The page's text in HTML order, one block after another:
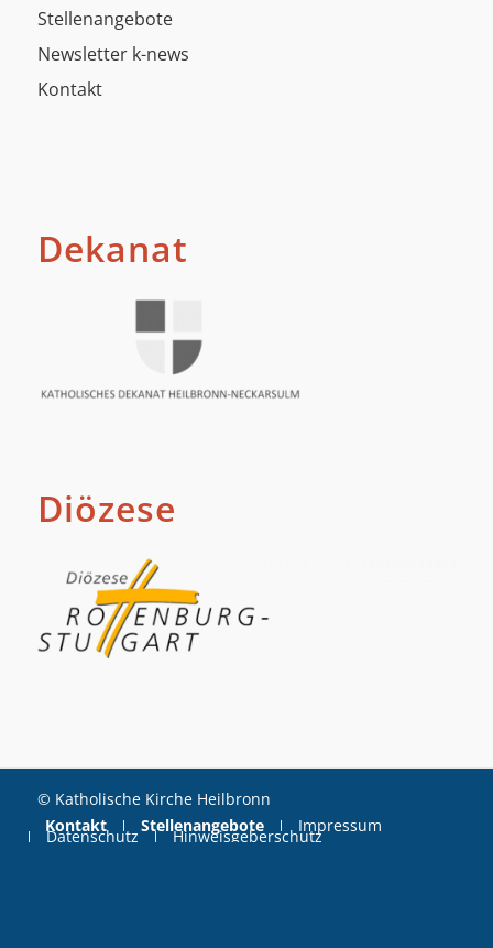
Stellenangebote
Newsletter k-news
Kontakt
Dekanat
Diözese
© Katholische Kirche Heilbronn
Kontakt
Stellenangebote Impressum
Datenschutz Hinweisgeberschutz